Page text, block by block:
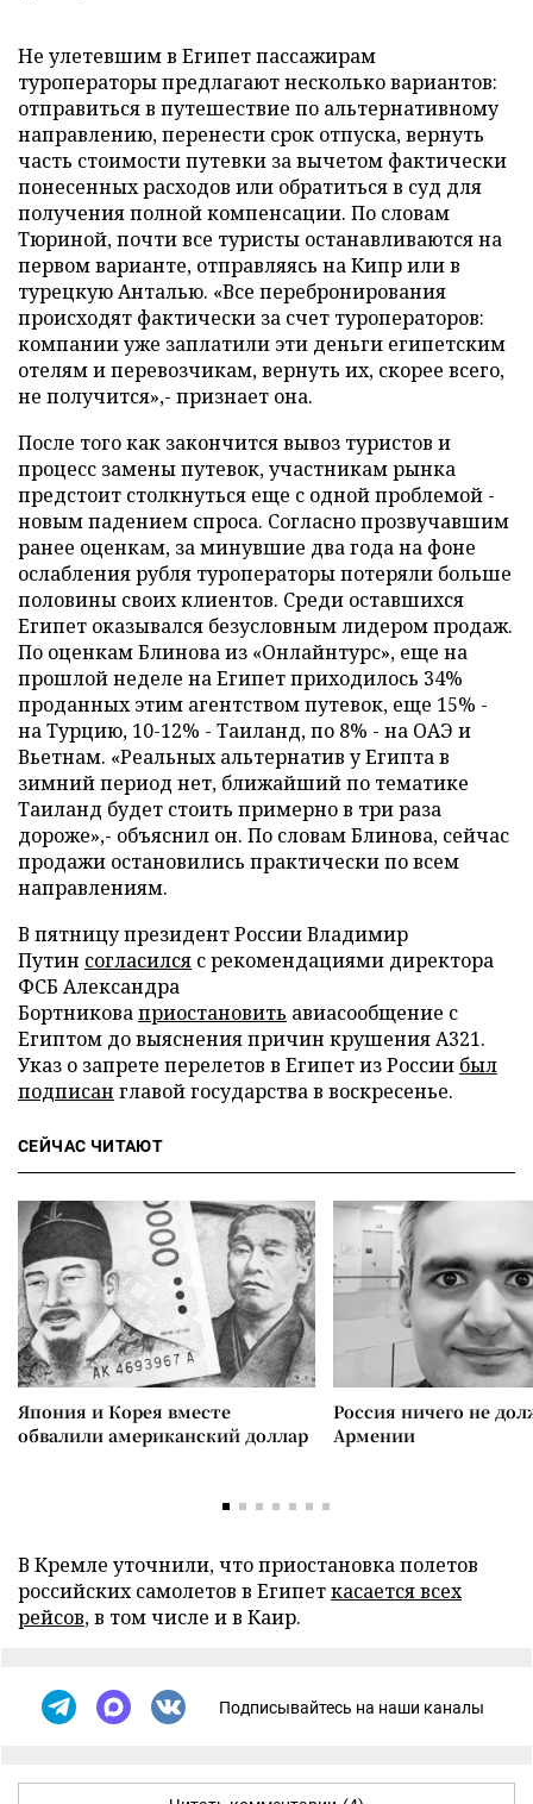
Не улетевшим в Египет пассажирам
туроператоры предлагают несколько вариантов:
отправиться в путешествие по альтернативному
направлению, перенести срок отпуска, вернуть
часть стоимости путевки за вычетом фактически
понесенных расходов или обратиться в суд для
получения полной компенсации. По словам
Тюриной, почти все туристы останавливаются на
первом варианте, отправляясь на Кипр или в
турецкую Анталью. «Все перебронирования
происходят фактически за счет туроператоров:
компании уже заплатили эти деньги египетским
отелям и перевозчикам, вернуть их, скорее всего,
не получится»,- признает она.
После того как закончится вывоз туристов и
процесс замены путевок, участникам рынка
предстоит столкнуться еще c одной проблемой -
новым падением спроса. Согласно прозвучавшим
ранее оценкам, за минувшие два года на фоне
ослабления рубля туроператоры потеряли больше
половины своих клиентов. Среди оставшихся
Египет оказывался безусловным лидером продаж.
По оценкам Блинова из «Онлайнтурс», еще на
прошлой неделе на Египет приходилось 34%
проданных этим агентством путевок, еще 15% -
на Турцию, 10-12% - Таиланд, по 8% - на ОАЭ и
Вьетнам. «Реальных альтернатив у Египта в
зимний период нет, ближайший по тематике
Таиланд будет стоить примерно в три раза
дороже»,- объяснил он. По словам Блинова, сейчас
продажи остановились практически по всем
направлениям.
В пятницу президент России Владимир
Путин согласился с рекомендациями директора
ФСБ Александра
Бортниковаприостановить авиасообщение с
Египтом до выяснения причин крушения А321.
Указ о запрете перелетов в Египет из России был
подписан главой государства в воскресенье.
СЕЙЧАС ЧИТАЮТ
Япония и Корея вместе
обвалили американский доллар
Россия ничего не
Армении
В Кремле уточнили, что приостановка полетов
российских самолетов в Египеткасается всех
рейсов, в том числе и в Каир.
Подписывайтесь на наши каналы